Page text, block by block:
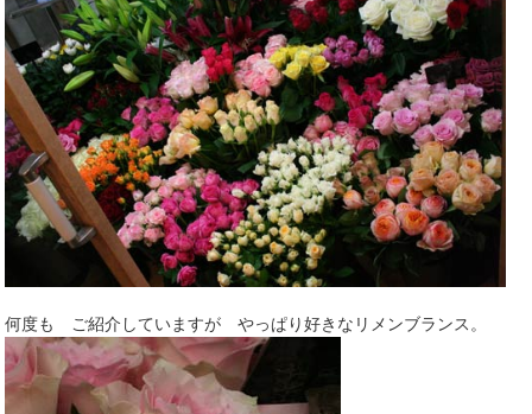
何度も ご紹介していますが やっぱり好きなリメンブランス。